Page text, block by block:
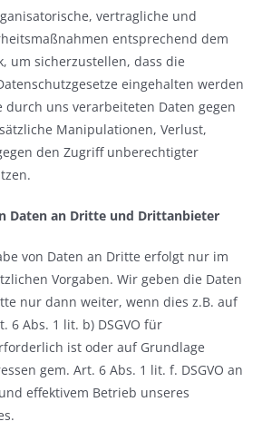
vertragliche und
entsprechend dem
um sicherzustellen, dass die
eingehalten werden
uns verarbeiteten Daten gegen
Manipulationen, Verlust,
den Zugriff unberechtigter
Daten an Dritte und Drittanbieter
von Daten an Dritte erfolgt nur im
Vorgaben. Wir geben die Daten
nur dann weiter, wenn dies z.B. auf
6 Abs. 1 lit. b) DSGVO für
ist oder auf Grundlage
gem. Art. 6 Abs. 1 lit. f. DSGVO an
effektivem Betrieb unseres